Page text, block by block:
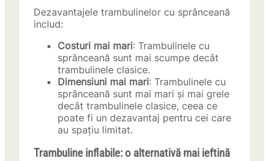
Dezavantajele trambulinelor cu sprânceană
includ:
Costuri mai mari: Trambulinele cu
sprânceană sunt mai scumpe decât
trambulinele clasice.
Dimensiuni mai mari: Trambulinele cu
sprânceană sunt mai mari și mai grele
decât trambulinele clasice, ceea ce
poate fi un dezavantaj pentru cei care
au spațiu limitat.
Trambuline inflabile: o alternativă mai ieftină